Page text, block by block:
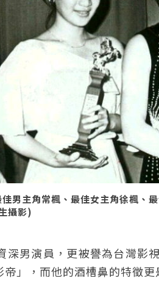
男主角常楓、最佳女主角徐楓、
攝影)
男演員，更被譽為台灣影
」，而他的酒槽鼻的特徵更